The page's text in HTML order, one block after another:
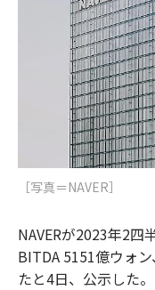
［写真＝NAVER］
NAVERが2023年2四
BITDA 5151億ウォ
たと4日、公示した。